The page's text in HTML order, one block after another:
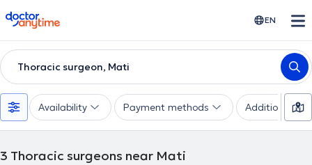
doctoranytime EN
Thoracic surgeon, Mati
Availability Payment methods Additional
3 Thoracic surgeons near Mati